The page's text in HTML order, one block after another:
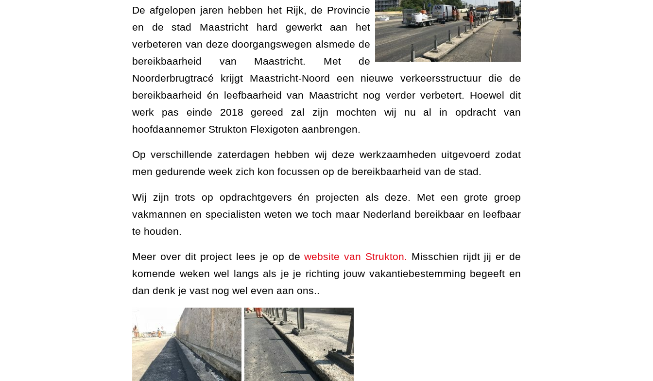
De afgelopen jaren hebben het Rijk, de Provincie
en de stad Maastricht hard gewerkt aan het
verbeteren van deze doorgangswegen alsmede de
bereikbaarheid van Maastricht. Met de
Noorderbrugtracé krijgt Maastricht-Noord een nieuwe verkeersstructuur die de
bereikbaarheid én leefbaarheid van Maastricht nog verder verbetert. Hoewel dit
werk pas einde 2018 gereed zal zijn mochten wij nu al in opdracht van
hoofdaannemer Strukton Flexigoten aanbrengen.
Op verschillende zaterdagen hebben wij deze werkzaamheden uitgevoerd zodat
men gedurende week zich kon focussen op de bereikbaarheid van de stad.
Wij zijn trots op opdrachtgevers én projecten als deze. Met een grote groep
vakmannen en specialisten weten we toch maar Nederland bereikbaar en leefbaar
te houden.
Meer over dit project lees je op dewebsite van Strukton. Misschien rijdt jij er de
komende weken wel langs als je je richting jouw vakantiebestemming begeeft en
dan denk je vast nog wel even aan ons..